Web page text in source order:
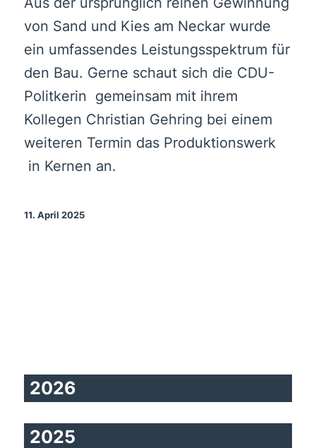
von Sand und Kies am Neckar wurde
ein umfassendes Leistungsspektrum für
den Bau. Gerne schaut sich die CDU-
Politkerin gemeinsam mit ihrem
Kollegen Christian Gehring bei einem
weiteren Termin das Produktionswerk
in Kernen an.
11. April 2025
2026
2025